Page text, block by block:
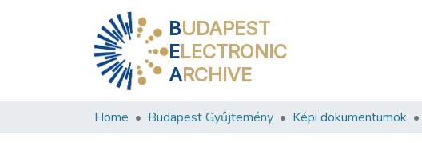
BUDAPEST
ELECTRONIC
ARCHIVE
Home Budapest Gyűjtemény Képi dokumentumok